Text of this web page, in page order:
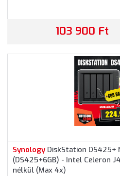
103 900 Ft
Synology DiskStation
(DS425+6GB) - Intel Celeron
nélkül (Max 4x)